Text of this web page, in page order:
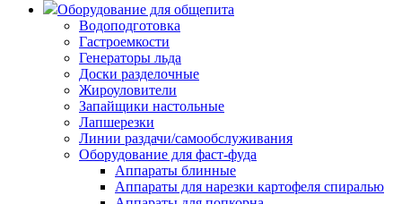
Оборудование для общепита
Водоподготовка
Гастроемкости
Генераторы льда
Доски разделочные
Жироуловители
Запайщики настольные
Лапшерезки
Линии раздачи/самообслуживания
Оборудование для фаст-фуда
Аппараты блинные
Аппараты для нарезки картофеля спиралью